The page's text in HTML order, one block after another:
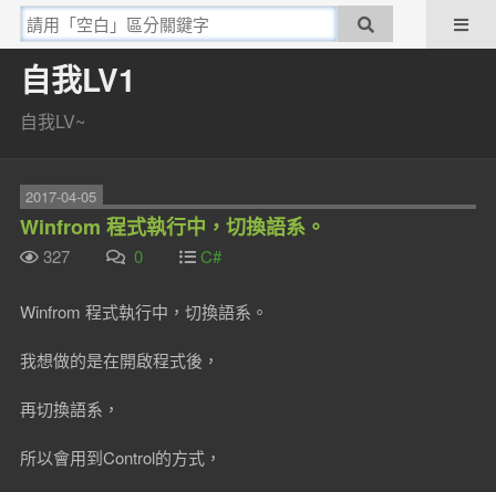
自我LV1
自我LV~
2017-04-05
Winfrom 程式執行中，切換語系。
327 0 C#
Winfrom 程式執行中，切換語系。
我想做的是在開啟程式後，
再切換語系，
所以會用到Control的方式，